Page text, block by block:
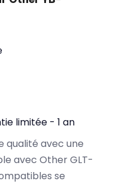
limitée - 1 an
qualité avec une
avec Other GLT-
se